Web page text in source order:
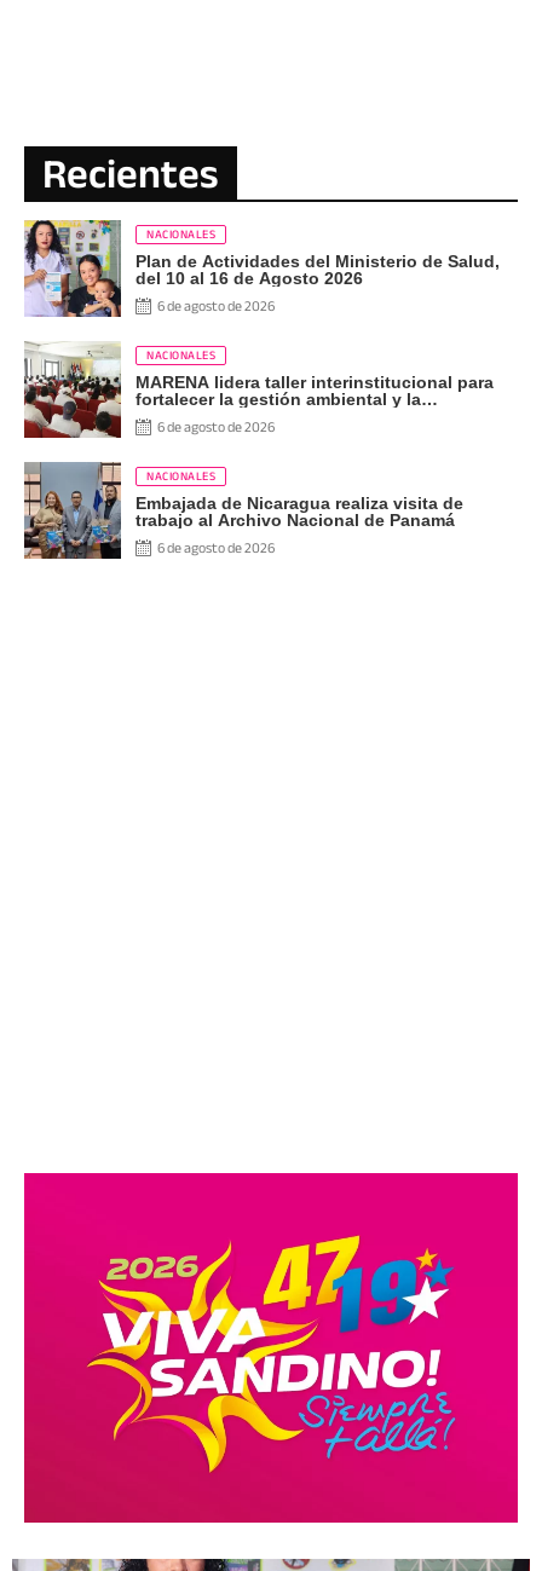
Recientes
NACIONALES
Plan de Actividades del Ministerio de Salud,
del 10 al 16 de Agosto 2026
6 de agosto de 2026
NACIONALES
MARENA lidera taller interinstitucional para
fortalecer la gestión ambiental y la
supervisión energética
6 de agosto de 2026
NACIONALES
Embajada de Nicaragua realiza visita de
trabajo al Archivo Nacional de Panamá
6 de agosto de 2026